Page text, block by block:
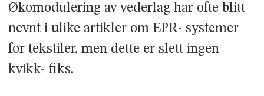
Økomodulering av vederlag har ofte blitt
nevnt i ulike artikler om EPR- systemer
for tekstiler, men dette er slett ingen
kvikk- fiks.